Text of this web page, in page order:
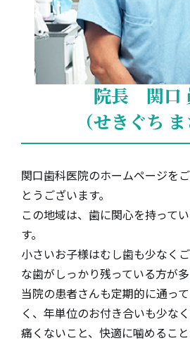
院長 関口
（せきぐち ま
関口歯科医院のホームページを
とうございます。
この地域は、歯に関心を持って
す。
小さいお子様はむし歯も少なく
な歯がしっかり残っている方が多
当院の患者さんも定期的に通っ
く、年単位のお付き合いも少なく
痛くないこと、快適に噛めるこ